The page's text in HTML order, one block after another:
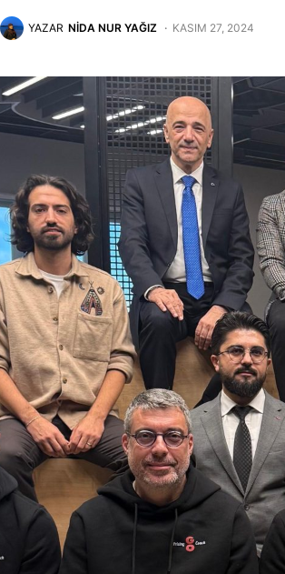
YAZAR NIDA NUR YAĞIZ KASIM 27, 2024